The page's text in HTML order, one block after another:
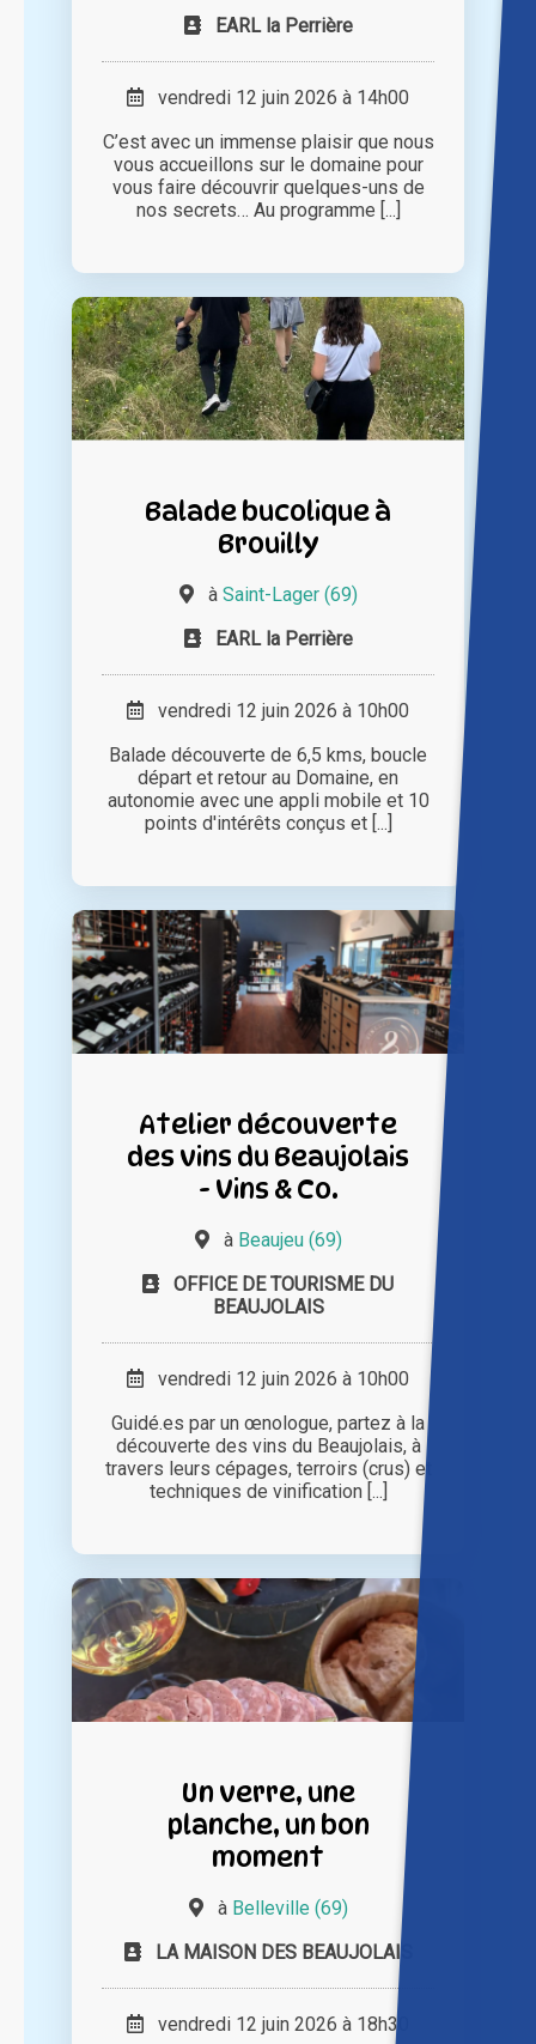
EARL la Perrière
vendredi 12 juin 2026 à 14h00
C’est avec un immense plaisir que nous
vous accueillons sur le domaine pour
vous faire découvrir quelques-uns de
nos secrets… Au programme [...]
Balade bucolique à
Brouilly
à Saint-Lager (69)
EARL la Perrière
vendredi 12 juin 2026 à 10h00
Balade découverte de 6,5 kms, boucle
départ et retour au Domaine, en
autonomie avec une appli mobile et 10
points d'intérêts conçus et [...]
Atelier découverte
des vins du Beaujolais
- Vins & Co.
à Beaujeu (69)
OFFICE DE TOURISME DU
BEAUJOLAIS
vendredi 12 juin 2026 à 10h00
Guidé.es par un œnologue, partez à la
découverte des vins du Beaujolais, à
travers leurs cépages, terroirs (crus) et
techniques de vinification [...]
Un verre, une
planche, un bon
moment
à Belleville (69)
LA MAISON DES BEAUJOLAIS
vendredi 12 juin 2026 à 18h30